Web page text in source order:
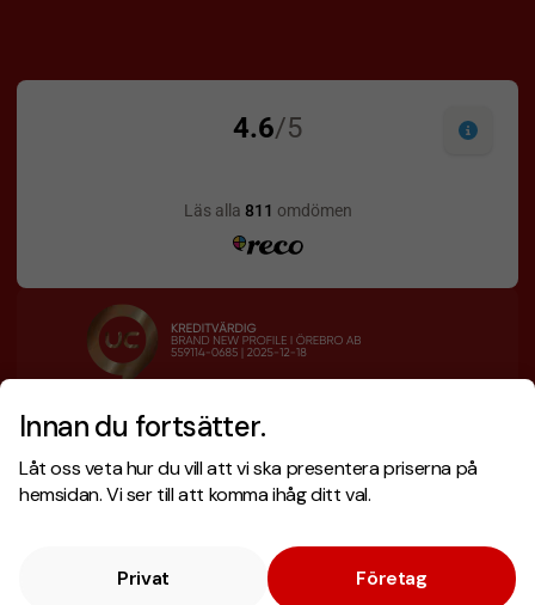
Innan du fortsätter.
Låt oss veta hur du vill att vi ska presentera priserna på
hemsidan. Vi ser till att komma ihåg ditt val.
Privat Företag
Designskiss inom 1 h
Fri offert
Snabb leverans
Copyright © 2026 . Brand New Profile AB